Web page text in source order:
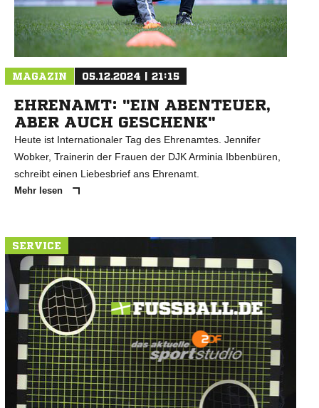
MAGAZIN 05.12.2024 | 21:15
EHRENAMT: "EIN ABENTEUER,
ABER AUCH GESCHENK"
Heute ist Internationaler Tag des Ehrenamtes. Jennifer
Wobker, Trainerin der Frauen der DJK Arminia Ibbenbüren,
schreibt einen Liebesbrief ans Ehrenamt.
Mehr lesen
SERVICE